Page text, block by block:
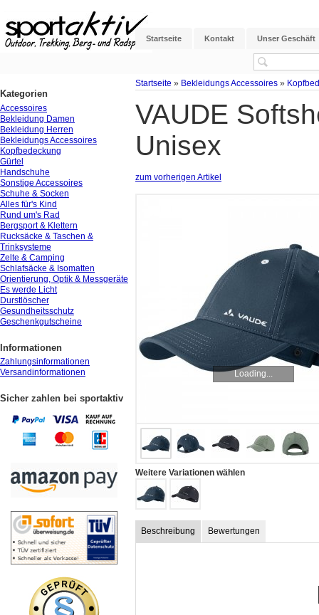
Startseite Kontakt Unser Geschäft
Startseite » Bekleidungs Accessoires »
VAUDE
Unisex
zum vorherigen Artikel
Loading...
Weitere Variationen wählen
Beschreibung Bewertungen
Kategorien
Accessoires
Bekleidung Damen
Bekleidung Herren
Bekleidungs Accessoires
Kopfbedeckung
Gürtel
Handschuhe
Sonstige Accessoires
Schuhe & Socken
Alles für's Kind
Rund um's Rad
Bergsport & Klettern
Rucksäcke & Taschen &
Trinksysteme
Zelte & Camping
Schlafsäcke & Isomatten
Orientierung, Optik & Messgeräte
Es werde Licht
Durstlöscher
Gesundheitsschutz
Geschenkgutscheine
Informationen
Zahlungsinformationen
Versandinformationen
Sicher zahlen bei sportaktiv